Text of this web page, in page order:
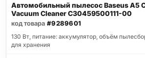
Автомобильный пылесос Baseus A5
Vacuum Cleaner C30459500111-00
код товара #9289601
130 Вт, питание: аккумулятор, объём
для хранения